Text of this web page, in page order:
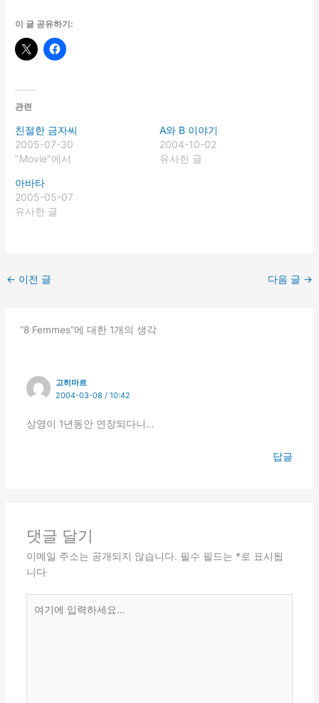
이 글 공유하기:
관련
친절한 금자씨
2005-07-30
"Movie"에서
A와 B 이야기
2004-10-02
유사한 글
아바타
2005-05-07
유사한 글
← 이전 글 다음 글 →
“8 Femmes”에 대한 1개의 생각
고히마르
2004-03-08 / 10:42
상영이 1년동안 연장되다니…
답글
댓글 달기
이메일 주소는 공개되지 않습니다. 필수 필드는 *로 표시됩
니다